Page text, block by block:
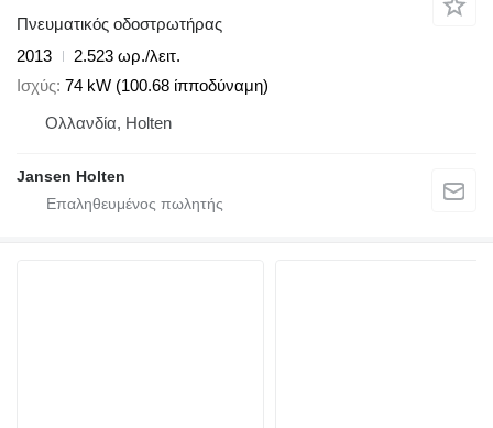
Πνευματικός οδοστρωτήρας
2013
2.523 ωρ./λειτ.
Ισχύς 74 kW (100.68 ίπποδύναμη)
Ολλανδία, Holten
Jansen Holten